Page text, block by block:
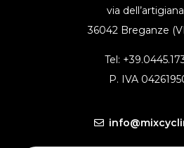
via
36042 Breganze
Tel:
P. IVA